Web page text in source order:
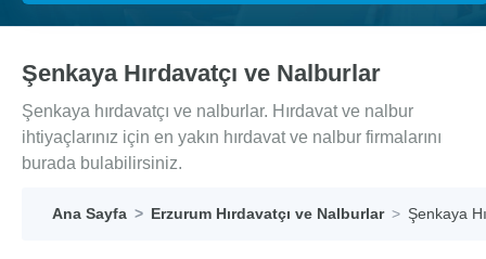
Şenkaya Hırdavatçı ve Nalburlar
Şenkaya hırdavatçı ve nalburlar. Hırdavat ve nalbur
ihtiyaçlarınız için en yakın hırdavat ve nalbur firmalarını
burada bulabilirsiniz.
Ana Sayfa Erzurum Hırdavatçı ve Nalburlar Şenkaya